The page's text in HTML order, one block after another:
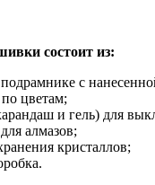
состоит из:
с
цветам;
и гель) для
алмазов;
кристаллов;